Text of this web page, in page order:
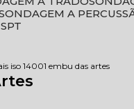
SONDAGEM A
iso 14001 embu das artes